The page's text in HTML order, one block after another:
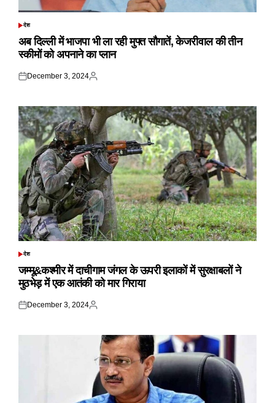
POSTED
देश
अब दिल्ली में भाजपा भी ला रही मुफ्त सौगातें, केजरीवाल की तीन
स्कीमों को अपनाने का प्लान
Posted
December 3, 2024
Posted
POSTED
देश
जम्मू&कश्मीर में दाचीगाम जंगल के ऊपरी इलाकों में सुरक्षाबलों ने
मुठभेड़ में एक आतंकी को मार गिराया
Posted
December 3, 2024
Posted